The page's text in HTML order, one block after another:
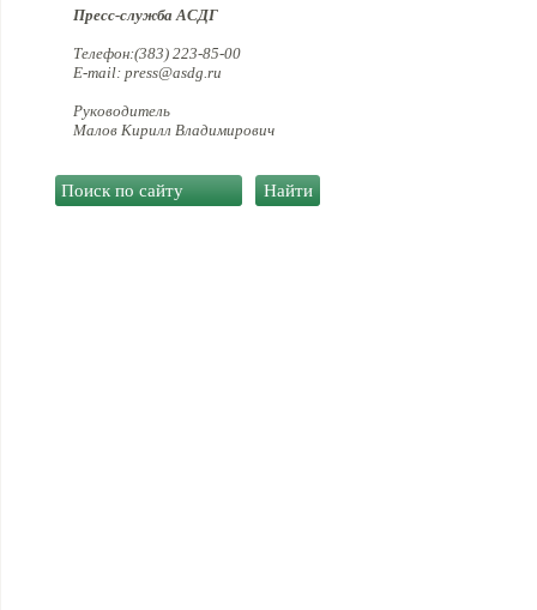
Пресс-служба АСДГ
Телефон:(383) 223-85-00
E-mail: press@asdg.ru
Руководитель
Малов Кирилл Владимирович